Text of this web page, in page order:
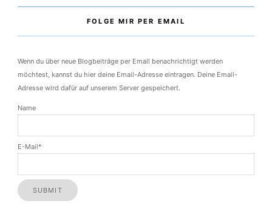
FOLGE MIR PER EMAIL
Wenn du über neue Blogbeiträge per Email benachrichtigt werden
möchtest, kannst du hier deine Email-Adresse eintragen. Deine Email-
Adresse wird dafür auf unserem Server gespeichert.
Name
E-Mail*